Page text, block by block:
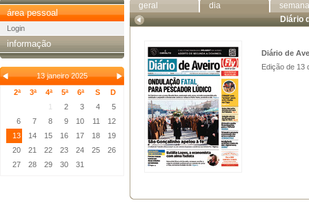
área pessoal
Login
informação
13 janeiro 2025
2ª
3ª 4ª 5ª 6ª S
D
1
2 3 4
5
6
7 8 9 10 11
12
13
14 15 16 17 18
19
20
21 22 23 24 25
26
27
28 29 30 31
geral dia
semana
Diário
Diário de
Edição de 13